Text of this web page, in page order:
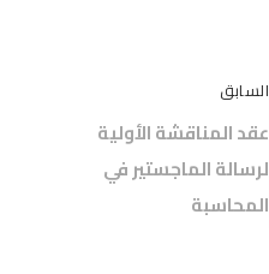
السابق
عقد المناقشة الأولية
لرسالة الماجستير في
المحاسبة